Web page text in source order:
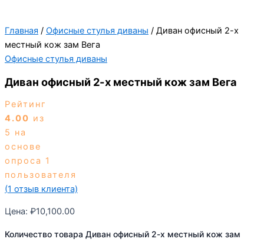
Главная / Офисные стулья диваны / Диван офисный 2-х
местный кож зам Вега
Офисные стулья диваны
Диван офисный 2-х местный кож зам Вега
Рейтинг
4.00 из
5 на
основе
опроса 1
пользователя
(1 отзыв клиента)
Цена: ₽10,100.00
Количество товара Диван офисный 2-х местный кож зам